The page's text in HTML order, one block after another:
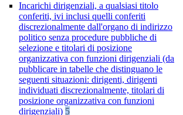
Incarichi dirigenziali, a qualsiasi titolo
conferiti, ivi inclusi quelli conferiti
discrezionalmente dall'organo di indirizzo
politico senza procedure pubbliche di
selezione e titolari di posizione
organizzativa con funzioni dirigenziali (da
pubblicare in tabelle che distinguano le
seguenti situazioni: dirigenti, dirigenti
individuati discrezionalmente, titolari di
posizione organizzativa con funzioni
dirigenziali) 5